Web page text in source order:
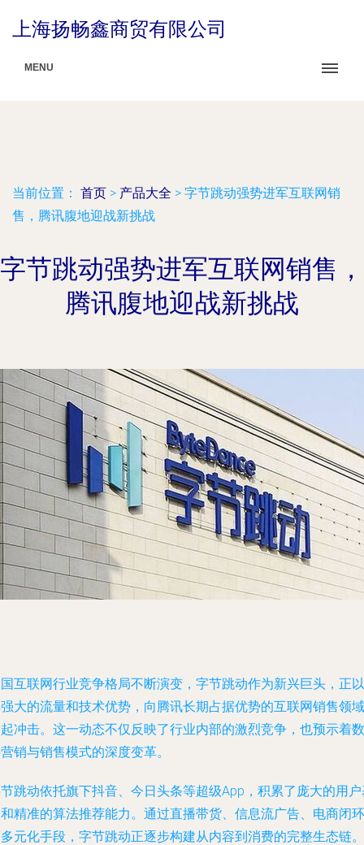
上海扬畅鑫商贸有限公司
MENU
当前位置： 首页 > 产品大全 > 字节跳动强势进军互联网销
售，腾讯腹地迎战新挑战
字节跳动强势进军互联网销售，
腾讯腹地迎战新挑战
互联网行业竞争格局不断演变，字节跳动作为新兴巨头，正以
大的流量和技术优势，向腾讯长期占据优势的互联网销售领域
冲击。这一动态不仅反映了行业内部的激烈竞争，也预示着数
销与销售模式的深度变革。
跳动依托旗下抖音、今日头条等超级App，积累了庞大的用
精准的算法推荐能力。通过直播带货、信息流广告、电商闭环
元化手段，字节跳动正逐步构建从内容到消费的完整生态链。